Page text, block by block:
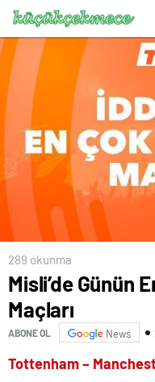
289 okunma
Misli’de Günün
Maçları
ABONE OL News
Tottenham –